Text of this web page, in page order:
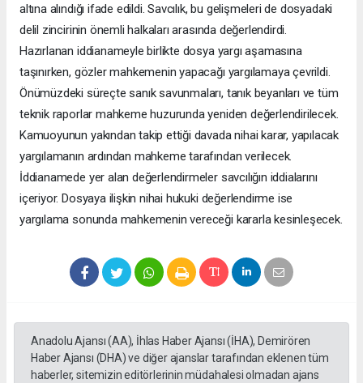
altına alındığı ifade edildi. Savcılık, bu gelişmeleri de dosyadaki
delil zincirinin önemli halkaları arasında değerlendirdi.
Hazırlanan iddianameyle birlikte dosya yargı aşamasına
taşınırken, gözler mahkemenin yapacağı yargılamaya çevrildi.
Önümüzdeki süreçte sanık savunmaları, tanık beyanları ve tüm
teknik raporlar mahkeme huzurunda yeniden değerlendirilecek.
Kamuoyunun yakından takip ettiği davada nihai karar, yapılacak
yargılamanın ardından mahkeme tarafından verilecek.
İddianamede yer alan değerlendirmeler savcılığın iddialarını
içeriyor. Dosyaya ilişkin nihai hukuki değerlendirme ise
yargılama sonunda mahkemenin vereceği kararla kesinleşecek.
Anadolu Ajansı (AA), İhlas Haber Ajansı (İHA), Demirören
Haber Ajansı (DHA) ve diğer ajanslar tarafından eklenen tüm
haberler, sitemizin editörlerinin müdahalesi olmadan ajans